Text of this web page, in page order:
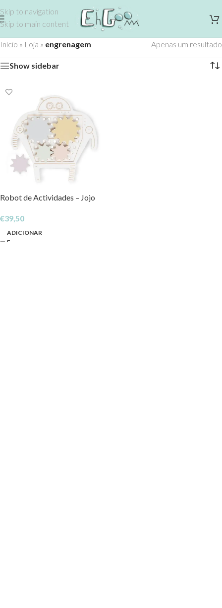
Skip to navigation
Skip to main content
Início » Loja » engrenagem Apenas um resultado
Show sidebar
Robot de Actividades – Jojo
€39,50
ADICIONAR